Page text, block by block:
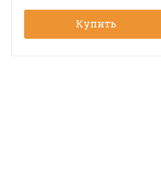
Купить